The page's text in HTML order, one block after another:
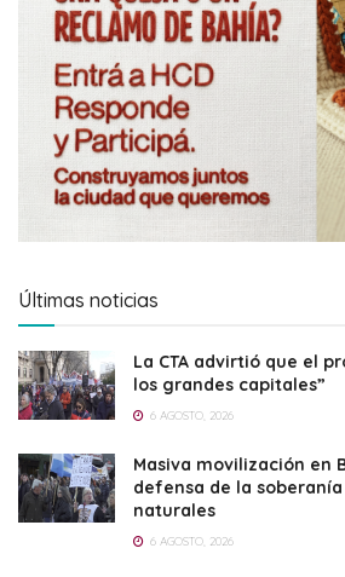
Últimas noticias
La CTA advirtió que el
los grandes capitales”
6 AGOSTO, 2026
Masiva movilización en
defensa de la
naturales
6 AGOSTO, 2026